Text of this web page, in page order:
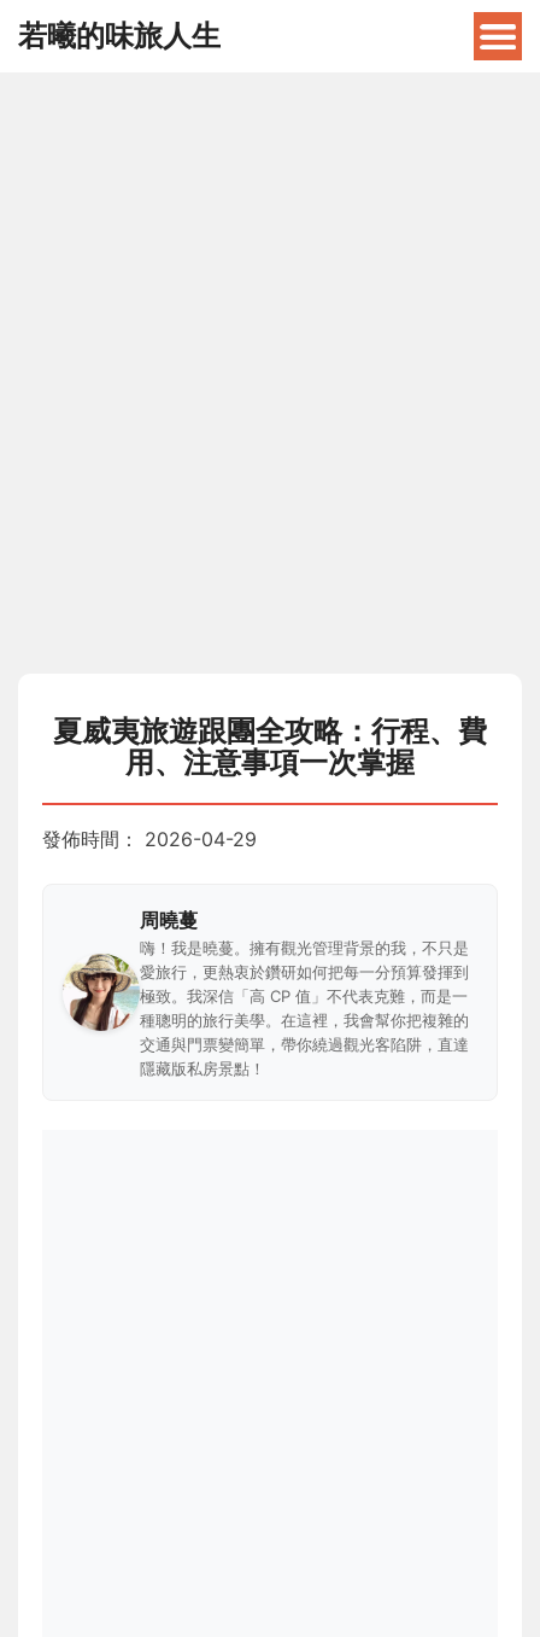
若曦的味旅人生
夏威夷旅遊跟團全攻略：行程、費
用、注意事項一次掌握
發佈時間： 2026-04-29
周曉蔓
嗨！我是曉蔓。擁有觀光管理背景的我，不只是
愛旅行，更熱衷於鑽研如何把每一分預算發揮到
極致。我深信「高 CP 值」不代表克難，而是一
種聰明的旅行美學。在這裡，我會幫你把複雜的
交通與門票變簡單，帶你繞過觀光客陷阱，直達
隱藏版私房景點！